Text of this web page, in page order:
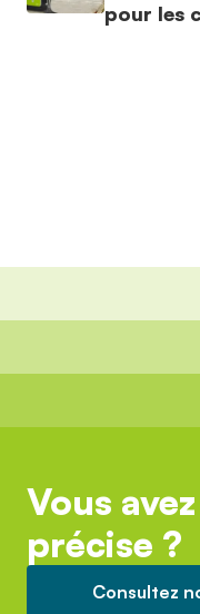
pour les
Vous
précise ?
Consultez